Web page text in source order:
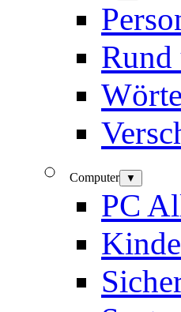
Rund
Computer ▼
PC